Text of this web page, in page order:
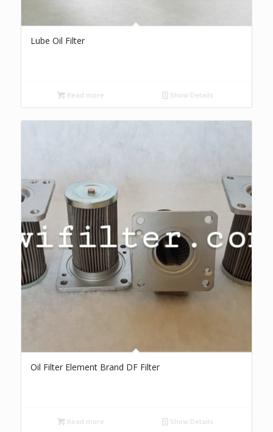
Lube Oil Filter
Read more Show Details
Oil Filter Element Brand DF Filter
Read more Show Details